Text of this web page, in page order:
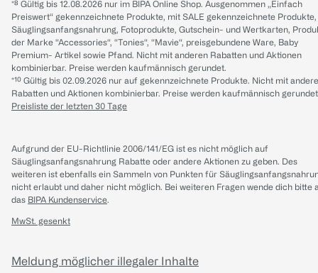
*⁸ Gültig bis 12.08.2026 nur im BIPA Online Shop. Ausgenommen „Einfach
Preiswert“ gekennzeichnete Produkte, mit SALE gekennzeichnete Produkte,
Säuglingsanfangsnahrung, Fotoprodukte, Gutschein- und Wertkarten,
der Marke “Accessories“, “Tonies“, “Mavie“, preisgebundene Ware, Baby
Premium- Artikel sowie Pfand. Nicht mit anderen Rabatten und Aktionen
kombinierbar. Preise werden kaufmännisch gerundet.
*¹⁰ Gültig bis 02.09.2026 nur auf gekennzeichnete Produkte. Nicht mit
Rabatten und Aktionen kombinierbar. Preise werden kaufmännisch
Preisliste der letzten 30 Tage
Aufgrund der EU-Richtlinie 2006/141/EG ist es nicht möglich auf
Säuglingsanfangsnahrung Rabatte oder andere Aktionen zu geben. Des
weiteren ist ebenfalls ein Sammeln von Punkten für
nicht erlaubt und daher nicht möglich. Bei weiteren Fragen wende dich bitte
das BIPA Kundenservice.
MwSt. gesenkt
Meldung möglicher illegaler Inhalte